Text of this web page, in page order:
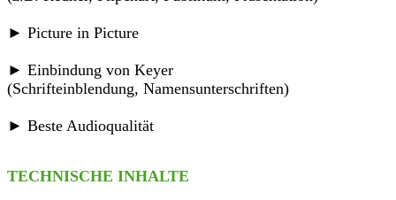
► Picture in Picture
► Einbindung von Keyer
(Schrifteinblendung, Namensunterschriften)
► Beste Audioqualität
TECHNISCHE INHALTE